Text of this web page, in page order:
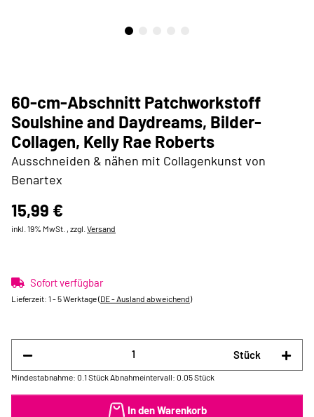
60-cm-Abschnitt Patchworkstoff
Soulshine and Daydreams, Bilder-
Collagen, Kelly Rae Roberts
Ausschneiden & nähen mit Collagenkunst von
Benartex
15,99 €
inkl. 19% MwSt. , zzgl. Versand
Sofort verfügbar
Lieferzeit: 1 - 5 Werktage(DE - Ausland abweichend)
Stück
Mindestabnahme: 0.1 Stück Abnahmeintervall: 0.05 Stück
In den Warenkorb